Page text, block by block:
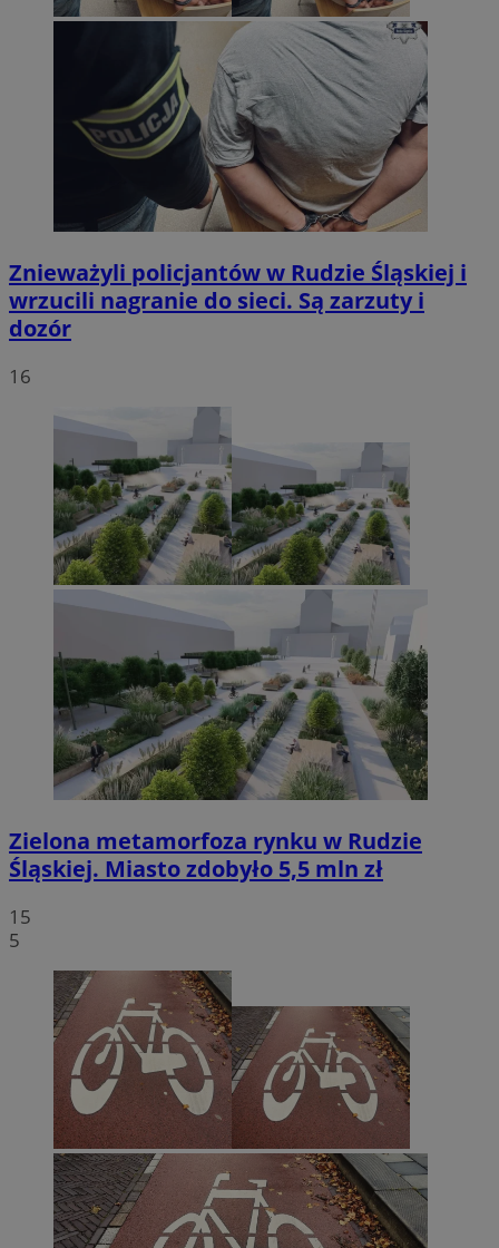
Znieważyli policjantów w Rudzie Śląskiej i
wrzucili nagranie do sieci. Są zarzuty i
dozór
16
Zielona metamorfoza rynku w Rudzie
Śląskiej. Miasto zdobyło 5,5 mln zł
15
5